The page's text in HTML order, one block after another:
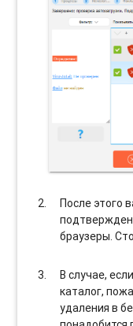
После этого
браузеры.
В случае,
каталог,
удаления в